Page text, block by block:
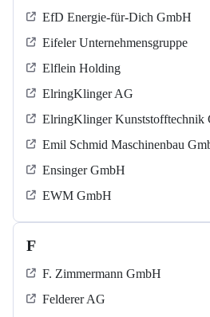
EfD Energie-für-Dich GmbH
Eifeler Unternehmensgruppe
Elflein Holding
ElringKlinger AG
ElringKlinger Kunststofftechnik
Emil Schmid Maschinenbau
Ensinger GmbH
EWM GmbH
F
F. Zimmermann GmbH
Felderer AG